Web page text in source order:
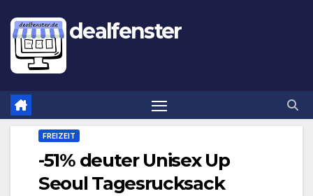
dealfenster
FREIZEIT
-51% deuter Unisex Up
Seoul Tagesrucksack